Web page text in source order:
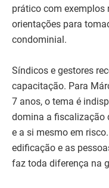
prático com exemplos
orientações para
condominial.
Síndicos e gestores
capacitação. Para
7 anos, o tema é
domina a fiscalização
e a si mesmo em
edificação e as
faz toda diferença na